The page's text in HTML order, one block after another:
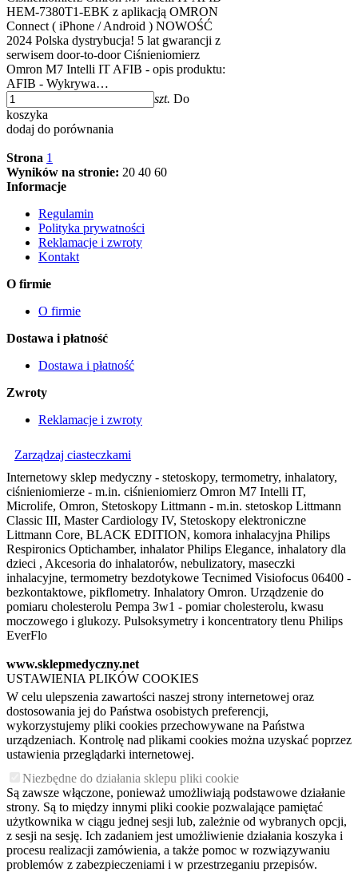
HEM-7380T1-EBK z aplikacją OMRON
Connect ( iPhone / Android ) NOWOŚĆ
2024 Polska dystrybucja! 5 lat gwarancji z
serwisem door-to-door Ciśnieniomierz
Omron M7 Intelli IT AFIB - opis produktu:
AFIB - Wykrywa…
szt. Do
koszyka
dodaj do porównania
Strona 1
Wyników na stronie: 20 40 60
Informacje
Regulamin
Polityka prywatności
Reklamacje i zwroty
Kontakt
O firmie
O firmie
Dostawa i płatność
Dostawa i płatność
Zwroty
Reklamacje i zwroty
Zarządzaj ciasteczkami
Internetowy sklep medyczny - stetoskopy, termometry, inhalatory,
ciśnieniomierze - m.in. ciśnieniomierz Omron M7 Intelli IT,
Microlife, Omron, Stetoskopy Littmann - m.in. stetoskop Littmann
Classic III, Master Cardiology IV, Stetoskopy elektroniczne
Littmann Core, BLACK EDITION, komora inhalacyjna Philips
Respironics Optichamber, inhalator Philips Elegance, inhalatory dla
dzieci , Akcesoria do inhalatorów, nebulizatory, maseczki
inhalacyjne, termometry bezdotykowe Tecnimed Visiofocus 06400 -
bezkontaktowe, pikflometry. Inhalatory Omron. Urządzenie do
pomiaru cholesterolu Pempa 3w1 - pomiar cholesterolu, kwasu
moczowego i glukozy. Pulsoksymetry i koncentratory tlenu Philips
EverFlo
www.sklepmedyczny.net
USTAWIENIA PLIKÓW COOKIES
W celu ulepszenia zawartości naszej strony internetowej oraz
dostosowania jej do Państwa osobistych preferencji,
wykorzystujemy pliki cookies przechowywane na Państwa
urządzeniach. Kontrolę nad plikami cookies można uzyskać poprzez
ustawienia przeglądarki internetowej.
Niezbędne do działania sklepu pliki cookie
Są zawsze włączone, ponieważ umożliwiają podstawowe działanie
strony. Są to między innymi pliki cookie pozwalające pamiętać
użytkownika w ciągu jednej sesji lub, zależnie od wybranych opcji,
z sesji na sesję. Ich zadaniem jest umożliwienie działania koszyka i
procesu realizacji zamówienia, a także pomoc w rozwiązywaniu
problemów z zabezpieczeniami i w przestrzeganiu przepisów.